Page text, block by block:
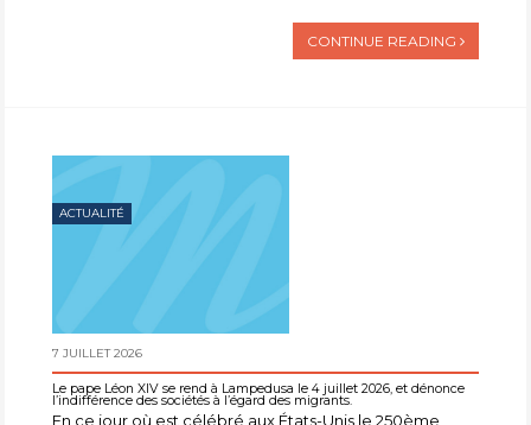
CONTINUE READING
ACTUALITÉ
7 JUILLET 2026
Le pape Léon XIV se rend à Lampedusa le 4 juillet 2026, et dénonce
l’indifférence des sociétés à l’égard des migrants.
En ce jour où est célébré aux États-Unis le 250ème